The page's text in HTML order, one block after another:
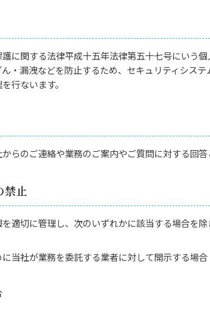
に関する法律平成十五年法律第五十七号にいう
・漏洩などを防止するため、セキュリティシス
行ないます。
らのご連絡や業務のご案内やご質問に対する回
禁止
適切に管理し、次のいずれかに該当する場合を
当社が業務を委託する業者に対して開示する場合